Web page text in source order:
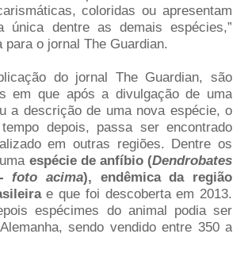
coloridas ou apresentam
única dentre as demais espécies,”
para o jornal The Guardian.
do jornal The Guardian, são
em que após a divulgação de uma
a descrição de uma nova espécie, o
depois, passa ser encontrado
em outras regiões. Dentre os
espécie de anfíbio (Dendrobates
foto acima), endêmica da região
e que foi descoberta em 2013.
espécimes do animal podia ser
sendo vendido entre 350 a